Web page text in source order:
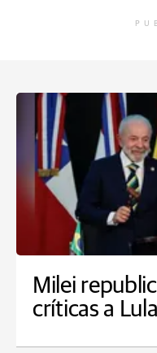
Milei
críticas a Lula